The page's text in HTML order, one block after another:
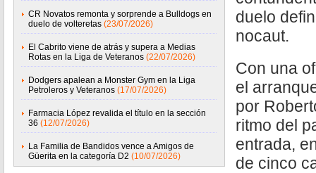
CR Novatos remonta y sorprende a Bulldogs en
duelo de volteretas (23/07/2026)
El Cabrito viene de atrás y supera a Medias
Rotas en la Liga de Veteranos (22/07/2026)
Dodgers apalean a Monster Gym en la Liga
Petroleros y Veteranos (17/07/2026)
Farmacia López revalida el título en la sección
36 (12/07/2026)
La Familia de Bandidos vence a Amigos de
Güerita en la categoría D2 (10/07/2026)
duelo
nocaut.
Con una
el
por
ritmo del
entrada,
de cinco